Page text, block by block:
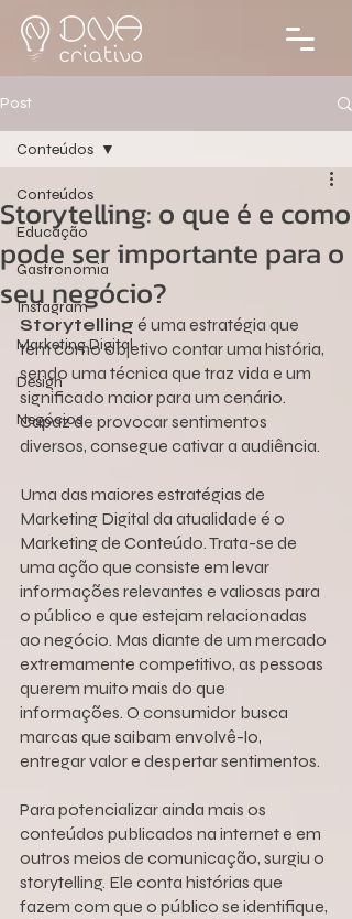
Post
Conteúdos
Educação
Gastronomia
Instagram
Marketing Digital
Design
Negócios
Conteúdos
Storytelling: o que é e como
pode ser importante para o
seu negócio?
Storytelling é uma estratégia que
tem como objetivo contar uma história,
sendo uma técnica que traz vida e um
significado maior para um cenário.
Capaz de provocar sentimentos
diversos, consegue cativar a audiência.
Uma das maiores estratégias de
Marketing Digital da atualidade é o
Marketing de Conteúdo. Trata-se de
uma ação que consiste em levar
informações relevantes e valiosas para
o público e que estejam relacionadas
ao negócio. Mas diante de um mercado
extremamente competitivo, as pessoas
querem muito mais do que
informações. O consumidor busca
marcas que saibam envolvê-lo,
entregar valor e despertar sentimentos.
Para potencializar ainda mais os
conteúdos publicados na internet e em
outros meios de comunicação, surgiu o
storytelling. Ele conta histórias que
fazem com que o público se identifique,